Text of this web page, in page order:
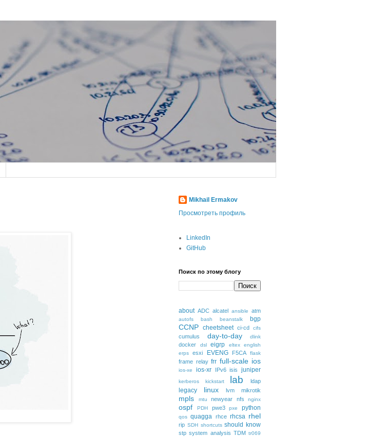
Mikhail Ermakov
Просмотреть профиль
LinkedIn
GitHub
Поиск по этому блогу
about ADC alcatel ansible atm
autofs bash beanstalk bgp
CCNP cheetsheet ci-cd cifs
cumulus day-to-day dlink
docker dsl eigrp eltex
english
erps
esxi EVENG F5CA flask
frame relay frr full-scale ios
ios-xe ios-xr IPv6 isis juniper
kerberos kickstart lab ldap
legacy linux lvm mikrotik
mpls mtu newyear nfs nginx
ospf PDH pwe3 pxe python
qos quagga rhce rhcsa rhel
rip SDH shortcuts should know
stp system analysis TDM tr069